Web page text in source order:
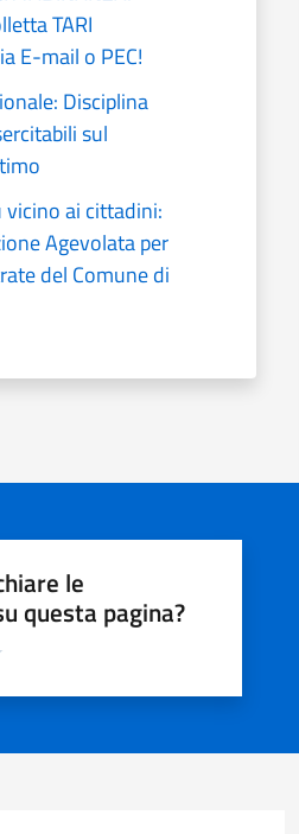
TARI
E-mail o PEC!
Disciplina
sul
vicino ai cittadini:
Agevolata per
del Comune di
le
questa pagina?
pagina